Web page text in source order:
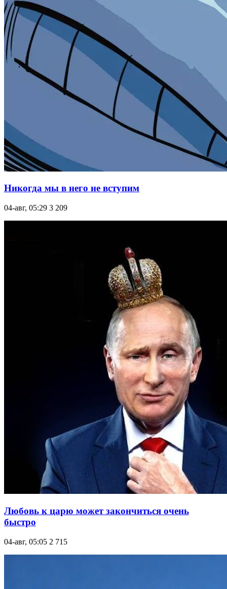
Никогда мы в него не вступим
04-авг, 05:29 3 209
Любовь к царю может закончиться очень
быстро
04-авг, 05:05 2 715